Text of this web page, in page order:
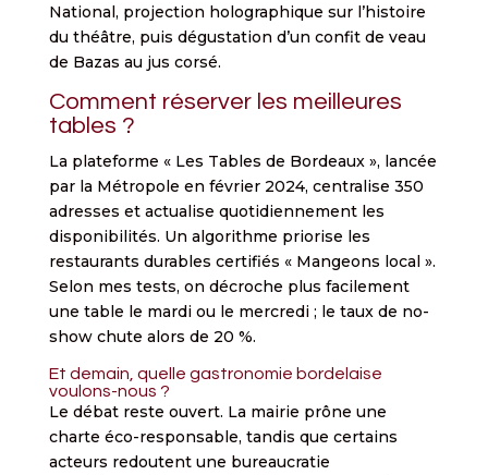
National, projection holographique sur l’histoire
du théâtre, puis dégustation d’un confit de veau
de Bazas au jus corsé.
Comment réserver les meilleures
tables ?
La plateforme « Les Tables de Bordeaux », lancée
par la Métropole en février 2024, centralise 350
adresses et actualise quotidiennement les
disponibilités. Un algorithme priorise les
restaurants durables certifiés « Mangeons local ».
Selon mes tests, on décroche plus facilement
une table le mardi ou le mercredi ; le taux de no-
show chute alors de 20 %.
Et demain, quelle gastronomie bordelaise
voulons-nous ?
Le débat reste ouvert. La mairie prône une
charte éco-responsable, tandis que certains
acteurs redoutent une bureaucratie